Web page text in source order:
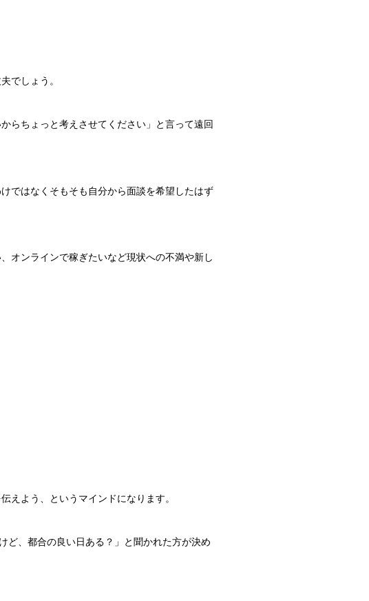
でしょう。
らちょっと考えさせてください」と言って遠回
ではなくそもそも自分から面談を希望したはず
オンラインで稼ぎたいなど現状への不満や新し
えよう、というマインドになります。
ど、都合の良い日ある？」と聞かれた方が決め